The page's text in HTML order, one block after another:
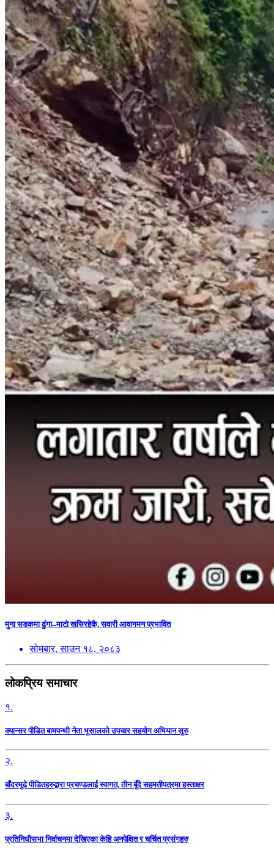
मुना सडकमा ढुंगा–माटो खसिरहेकै, सवारी आवागमन प्रभावित
सोमबार, साउन १८, २०८३
लोकप्रिय समाचार
१.
क्यान्सर पीडित बामपन्थी नेता भुसालकाे उपचार सहयोग अभियान सुरु
२.
बाँदरमुढे पीडितहरुद्वारा प्रचण्डलाई स्वागत, तीन बुँदे सहमतीपत्रमा हस्ताक्षर
३.
प्रतिनिधीसभा निर्वाचनमा देखिएका केहि अनपेक्षित र चर्चित प्रसंगहरु